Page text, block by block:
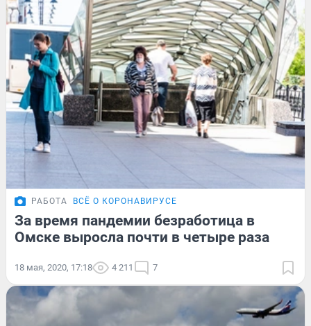
РАБОТА ВСЁ О КОРОНАВИРУСЕ
За время пандемии безработица в
Омске выросла почти в четыре раза
18 мая, 2020, 17:18 4 211 7